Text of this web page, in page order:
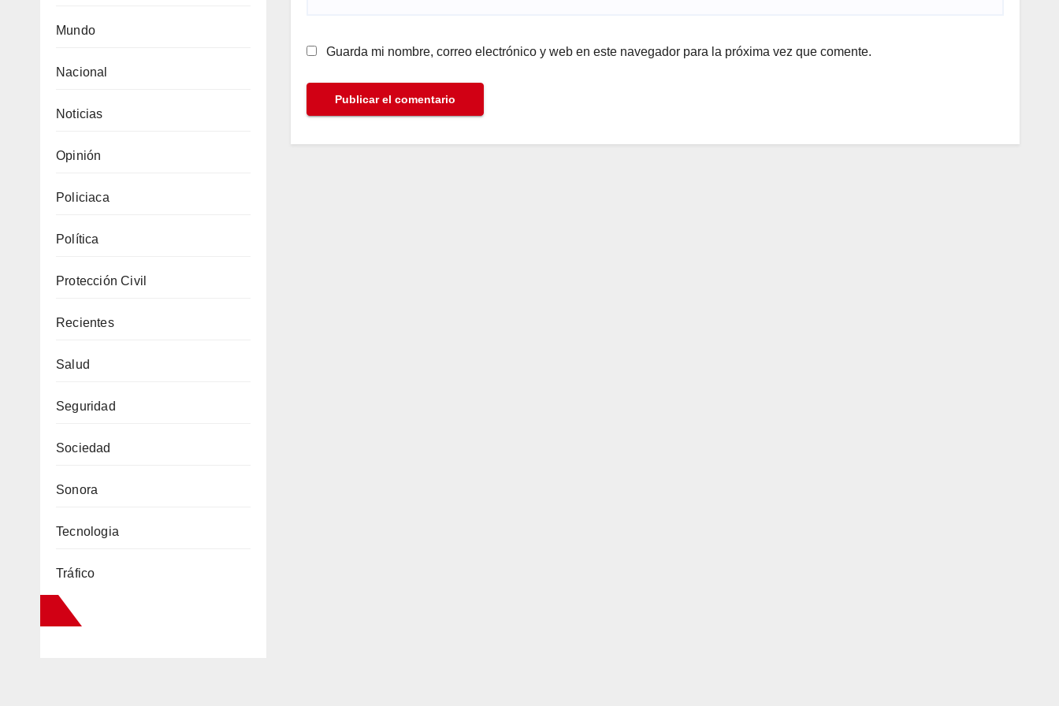
Mundo
Nacional
Noticias
Opinión
Policiaca
Política
Protección Civil
Recientes
Salud
Seguridad
Sociedad
Sonora
Tecnologia
Tráfico
Guarda mi nombre, correo electrónico y web en este navegador para la próxima vez que comente.